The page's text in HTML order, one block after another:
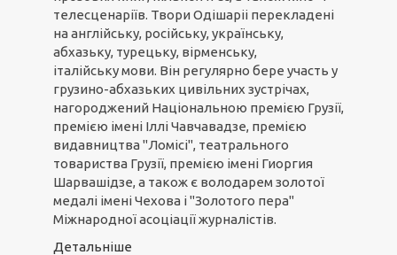
телесценаріїв. Твори Одішаріі перекладені
на англійську, російську, українську,
абхазьку, турецьку, вірменську,
італійську мови. Він регулярно бере участь у
грузино-абхазьких цивільних зустрічах,
нагороджений Національною премією Грузії,
премією імені Іллі Чавчавадзе, премією
видавництва "Ломісі", театрального
товариства Грузії, премією імені Гиоргия
Шарвашідзе, а також є володарем золотої
медалі імені Чехова і "Золотого пера"
Міжнародної асоціації журналістів.
Детальніше